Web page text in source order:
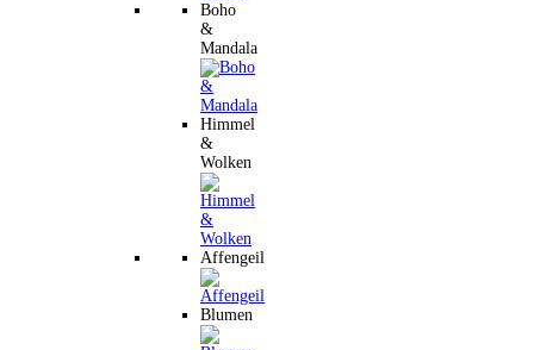
Boho
&
Mandala
Himmel
&
Wolken
Affengeil
Blumen